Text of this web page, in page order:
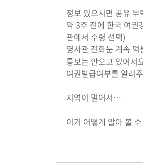
정보 있으시면 공유
약 3주 전에 한국 여
관에서 수령 선택)
영사관 전화눈 계속 먹
통보는 안오고 있어서
여권발급여부를 알려
지역이 멀어서…
이거 어떻게 알아 볼